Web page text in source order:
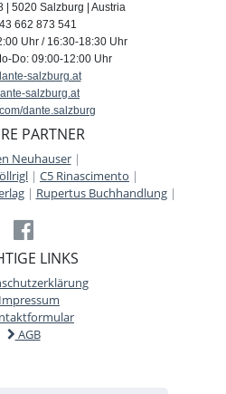
| 5020 Salzburg | Austria
662 873 541
Uhr / 16:30-18:30 Uhr
Do: 09:00-12:00 Uhr
salzburg.at
salzburg.at
dante.salzburg
PARTNER
Neuhauser|
| C5 Rinascimento |
| Rupertus Buchhandlung|
LINKS
Impressum
AGB